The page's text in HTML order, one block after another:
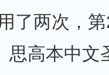
了两次，
思高本中文